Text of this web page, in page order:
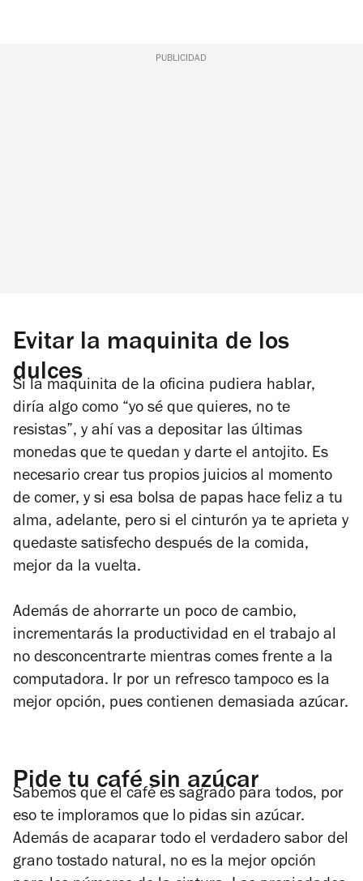
PUBLICIDAD
Evitar la maquinita de los
dulces
Si la maquinita de la oficina pudiera hablar,
diría algo como “yo sé que quieres, no te
resistas”, y ahí vas a depositar las últimas
monedas que te quedan y darte el antojito. Es
necesario crear tus propios juicios al momento
de comer, y si esa bolsa de papas hace feliz a tu
alma, adelante, pero si el cinturón ya te aprieta y
quedaste satisfecho después de la comida,
mejor da la vuelta.
Además de ahorrarte un poco de cambio,
incrementarás la productividad en el trabajo al
no desconcentrarte mientras comes frente a la
computadora. Ir por un refresco tampoco es la
mejor opción, pues contienen demasiada azúcar.
Pide tu café sin azúcar
Sabemos que el café es sagrado para todos, por
eso te imploramos que lo pidas sin azúcar.
Además de acaparar todo el verdadero sabor del
grano tostado natural, no es la mejor opción